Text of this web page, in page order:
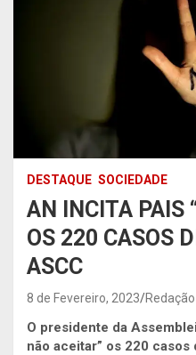
DESTAQUE SOCIEDADE
AN INCITA PAIS
OS 220 CASOS
ASCC
8 de Fevereiro, 2023
O presidente da
não aceitar” os 220